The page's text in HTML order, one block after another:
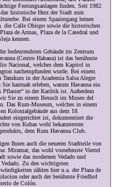
Festungsanlagen finden. Seit 1982
historische Herz der Stadt zum
Bei einem Spaziergang lernen
die Calle Obispo sowie die historischen
de Armas, Plaza de la Catedral und
kennen.
bedeutendsten Gebäude im Zentrum
(Centro Habana) ist das berühmte
Nacional, welches dem Kapitol in
nachempfunden wurde. Bei einem
Tanzkurs in der Academia Salsa Alegre
Sie hautnah erleben, warum Havanna ein
Pflaster“ in der Karibik ist. Außerdem
Sie zu einem Besuch im Museo del
Das Rum-Museum, welches in einem
Kolonialgebäude aus dem 18.
eingerichtet ist, dokumentiert die
von Kubas wohl bekanntesten
dem Rum Havanna Club.
Ihnen auch die neueren Stadtteile von
Miramar, das wohl vornehmste Viertel
sowie das modernen Vedado und
Zu den wichtigsten
zählen hier u.a. der Plaza de
oder auch der berühmte Friedhof
de Colón.